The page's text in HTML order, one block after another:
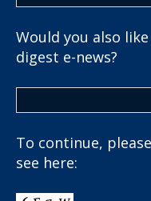
Would you also
digest e-news?
To continue,
see here: